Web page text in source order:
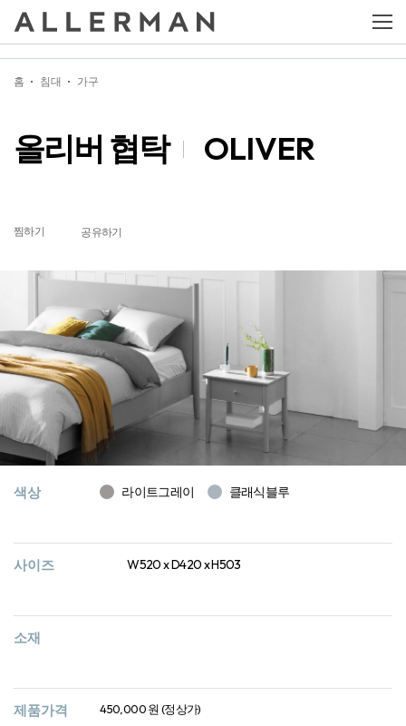
홈 침대 가구
올리버 협탁 OLIVER
찜하기 공유하기
올리버 협탁 OLIVER
색상 라이트그레이 클래식블루
사이즈 W520 x D420 x H503
소재
제품가격 450,000 원 (정상가)